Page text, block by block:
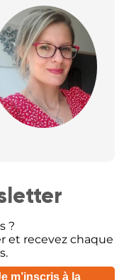
?
et recevez chaque